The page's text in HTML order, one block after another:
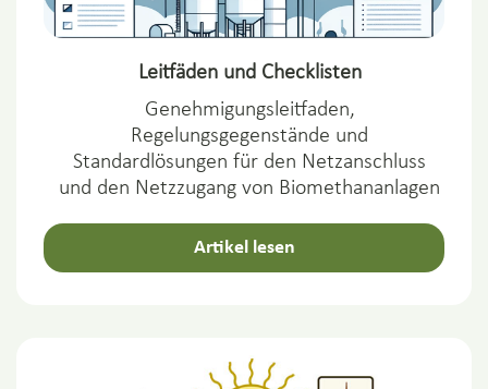
Leitfäden und Checklisten
Genehmigungsleitfaden,
Regelungsgegenstände und
Standardlösungen für den Netzanschluss
und den Netzzugang von Biomethananlagen
Artikel lesen